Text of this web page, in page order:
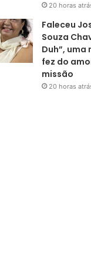
20 horas
Faleceu
Souza
Duh”, uma
fez do
missão
20 horas